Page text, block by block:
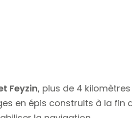
Feyzin, plus de 4 kilomètres
en épis construits à la fin